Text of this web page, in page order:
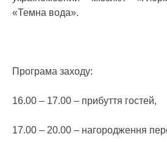
«Темна вода».
Програма заходу:
16.00 – 17.00 – прибуття гостей,
17.00 – 20.00 – нагородження